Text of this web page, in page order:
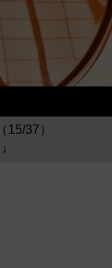
37）